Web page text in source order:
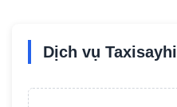
Dịch vụ Taxisayhi